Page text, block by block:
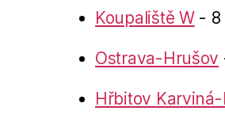
Koupaliště W- 8
Ostrava-Hrušov
Hřbitov